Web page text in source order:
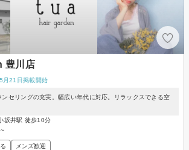
豊川店
月21日掲載開始
セリングの充実。幅広い年代に対応。リラックスできる空
坂井駅 徒歩10分
メンズ歓迎